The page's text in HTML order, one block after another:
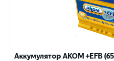
Аккумулятор AKOM +EFB